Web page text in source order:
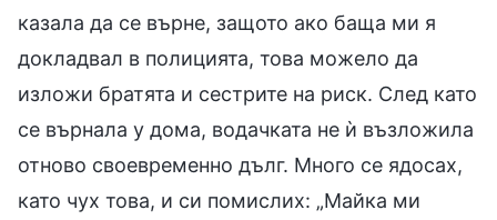
казала да се върне, защото ако баща ми я
докладвал в полицията, това можело да
изложи братята и сестрите на риск. След като
се върнала у дома, водачката не ѝ възложила
отново своевременно дълг. Много се ядосах,
като чух това, и си помислих: „Майка ми